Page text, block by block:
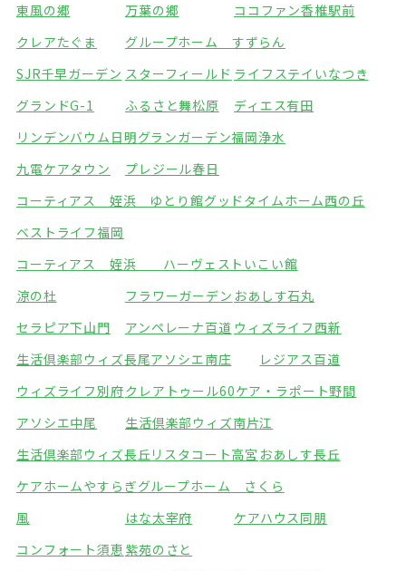
東風の郷
万葉の郷
ココファン香椎駅前
クレアたぐま
グループホーム すずらん
SJR千早ガーデン スターフィールド ライフステイいなつき
グランドG-1
ふるさと舞松原
ディエス有田
リンデンバウム日明グランガーデン福岡浄水
九電ケアタウン
プレジール春日
コーティアス 姪浜 ゆとり館グッドタイムホーム西の丘
ベストライフ福岡
コーティアス 姪浜 ハーヴェストいこい館
涼の杜
フラワーガーデン おあしす石丸
セラピア下山門
アンペレーナ百道 ウィズライフ西新
生活倶楽部ウィズ長尾アソシエ南庄
レジアス百道
ウィズライフ別府クレアトゥール60ケア・ラポート野間
アソシエ中尾
生活倶楽部ウィズ南片江
生活倶楽部ウィズ長丘リスタコート高宮 おあしす長丘
ケアホームやすらぎグループホーム さくら
風
はな太宰府
ケアハウス同朋
コンフォート須恵 紫苑のさと